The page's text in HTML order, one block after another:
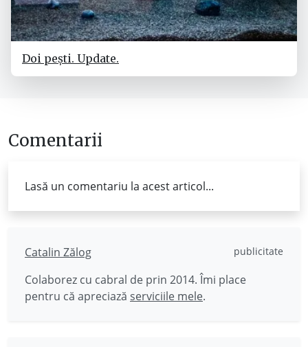
Doi pești. Update.
Comentarii
Lasă un comentariu la acest articol...
Catalin Zălog publicitate
Colaborez cu cabral de prin 2014. Îmi place
pentru că apreciază serviciile mele.